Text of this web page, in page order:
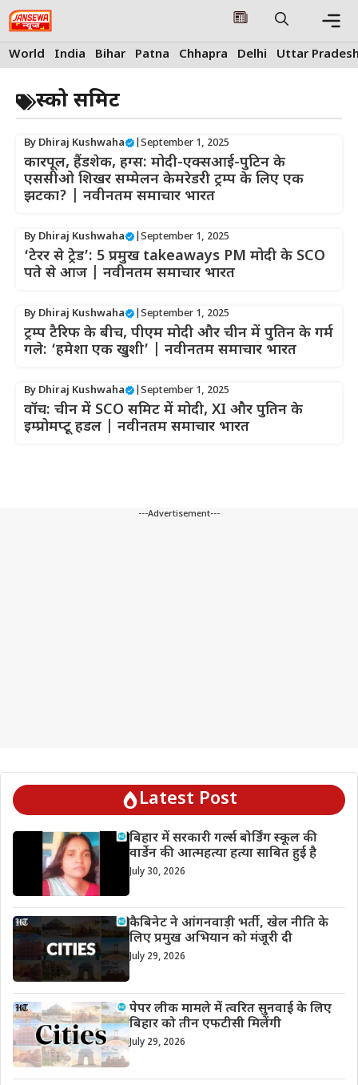
Skip
to
content
World India Bihar Patna Chhapra Delhi Uttar
स्को समिट
By Dhiraj Kushwaha September 1, 2025
कारपूल, हैंडशेक, हग्स: मोदी-एक्सआई-पुटिन के
एससीओ शिखर सम्मेलन केमरेडरी ट्रम्प के लिए एक
झटका? | नवीनतम समाचार भारत
By Dhiraj Kushwaha September 1, 2025
‘टेरर से ट्रेड’: 5 प्रमुख takeaways PM मोदी के SCO
पते से आज | नवीनतम समाचार भारत
By Dhiraj Kushwaha September 1, 2025
ट्रम्प टैरिफ के बीच, पीएम मोदी और चीन में पुतिन के गर्म
गले: ‘हमेशा एक खुशी’ | नवीनतम समाचार भारत
By Dhiraj Kushwaha September 1, 2025
वॉच: चीन में SCO समिट में मोदी, XI और पुतिन के
इम्प्रोमप्टू हडल | नवीनतम समाचार भारत
---Advertisement---
Latest Post
बिहार में सरकारी गर्ल्स बोर्डिंग स्कूल की
वार्डेन की आत्महत्या हत्या साबित हुई है
July 30, 2026
कैबिनेट ने आंगनवाड़ी भर्ती, खेल नीति के
लिए प्रमुख अभियान को मंजूरी दी
July 29, 2026
पेपर लीक मामले में त्वरित सुनवाई के लिए
बिहार को तीन एफटीसी मिलेंगी
July 29, 2026